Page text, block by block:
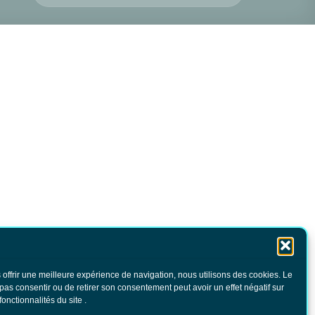
offrir une meilleure expérience de navigation, nous utilisons des cookies. Le
consentir ou de retirer son consentement peut avoir un effet négatif sur
du site .